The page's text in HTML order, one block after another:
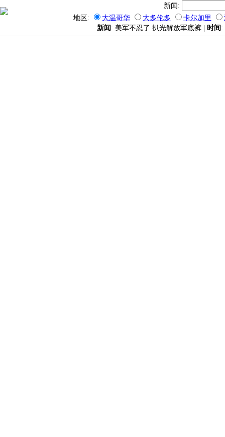
新闻:
地区:
大温哥华 大多伦多 卡尔加里
新闻 : 美军不忍了 扒光解放军底裤 | 时间 :